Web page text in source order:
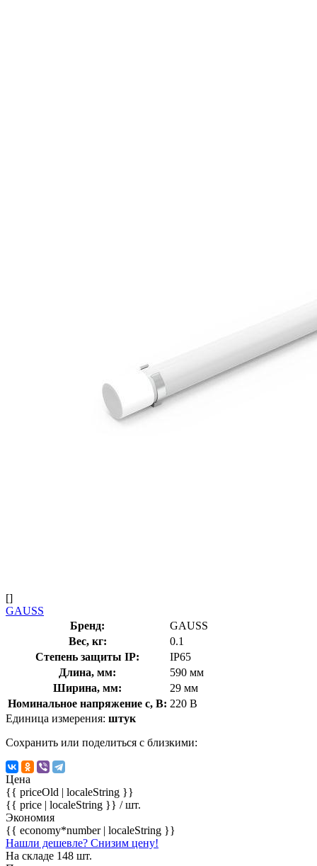
[]
GAUSS
Бренд:
GAUSS
Вес, кг:
0.1
Степень защиты IP:
IP65
Длина, мм:
590 мм
Ширина, мм:
29 мм
Номинальное напряжение с, В: 220 В
Единица измерения: штук
Сохранить или поделиться с близкими:
Цена
{{ priceOld | localeString }}
{{ price | localeString }} / шт.
Экономия
{{ economy*number | localeString }}
Нашли дешевле? Снизим цену!
На складе 148 шт.